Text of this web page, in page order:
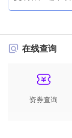
在线查询
资券查询